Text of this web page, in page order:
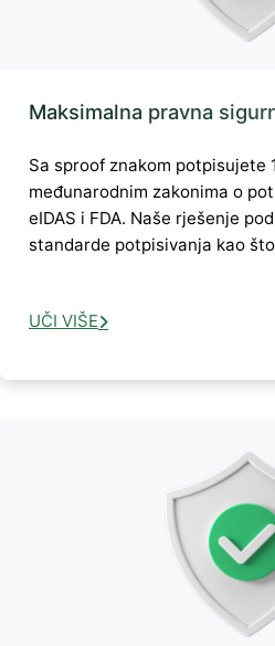
Maksimalna pravna
Sa sproof znakom potpisujete
međunarodnim zakonima o
eIDAS i FDA. Naše rješenje
standarde potpisivanja kao što
UČI VIŠE